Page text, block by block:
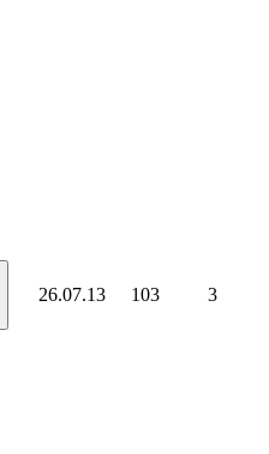
26.07.13 103 3